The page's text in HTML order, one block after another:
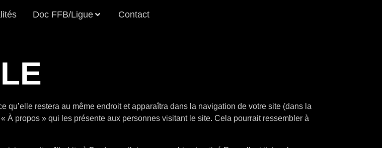
Doc FFB/Ligue Contact
qu’elle restera au même endroit et apparaîtra dans la navigation de votre site (dans la
À propos » qui les présente aux personnes visitant le site. Cela pourrait ressembler à